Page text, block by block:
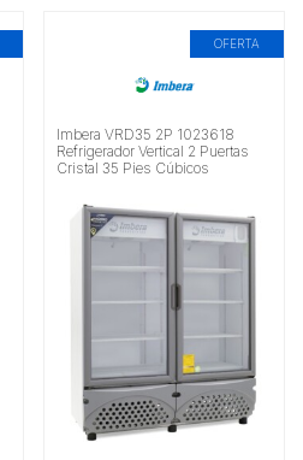
OFERTA
Imbera VRD35 2P 1023618
Refrigerador Vertical 2 Puertas
Cristal 35 Pies Cúbicos